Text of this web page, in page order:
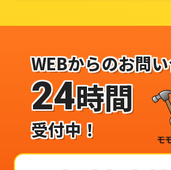
WEBからのお問
24時間
受付中！